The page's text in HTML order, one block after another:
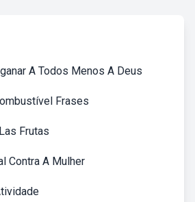
A Todos Menos A Deus
Frases
Frutas
Contra A Mulher